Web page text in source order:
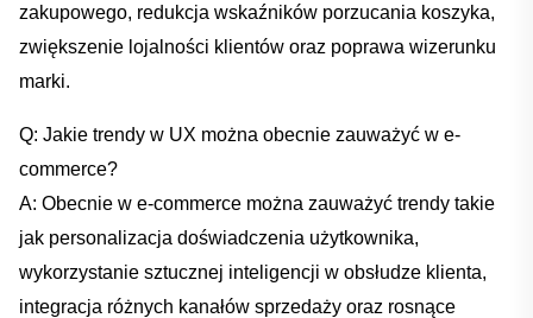
zakupowego, redukcja wskaźników porzucania koszyka,
zwiększenie ⁣lojalności ⁢klientów oraz poprawa wizerunku
marki.
Q: ​Jakie ‍trendy w ​UX można obecnie zauważyć‍ w e-
commerce?
A:⁢ Obecnie w e-commerce ‌można zauważyć trendy‍ takie⁢
jak ⁤personalizacja ⁢doświadczenia ‌użytkownika, ​
wykorzystanie sztucznej ‍inteligencji w obsłudze ⁤klienta,
integracja różnych⁤ kanałów ⁣sprzedaży oraz rosnące